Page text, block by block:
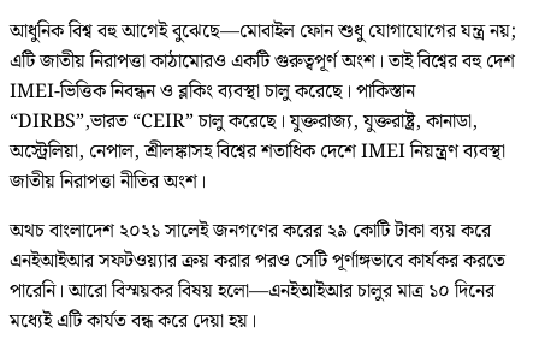
আধুনিক বিশ্ব বহু আগেই বুঝেছে—মোবাইল ফোন শুধু যোগাযোগের যন্ত্র নয়;
এটি জাতীয় নিরাপত্তা কাঠামোরও একটি গুরুত্বপূর্ণ অংশ। তাই বিশ্বের বহু দেশ
IMEI-ভিত্তিক নিবন্ধন ও ব্লকিং ব্যবস্থা চালু করেছে। পাকিস্তান
“DIRBS”,ভারত “CEIR” চালু করেছে। যুক্তরাজ্য, যুক্তরাষ্ট্র, কানাডা,
অস্ট্রেলিয়া, নেপাল, শ্রীলঙ্কাসহ বিশ্বের শতাধিক দেশে IMEI নিয়ন্ত্রণ ব্যবস্থা
জাতীয় নিরাপত্তা নীতির অংশ।
অথচ বাংলাদেশ ২০২১ সালেই জনগণের করের ২৯ কোটি টাকা ব্যয় করে
এনইআইআর সফটওয়্যার ক্রয় করার পরও সেটি পূর্ণাঙ্গভাবে কার্যকর করতে
পারেনি। আরো বিস্ময়কর বিষয় হলো—এনইআইআর চালুর মাত্র ১০ দিনের
মধ্যেই এটি কার্যত বন্ধ করে দেয়া হয়।